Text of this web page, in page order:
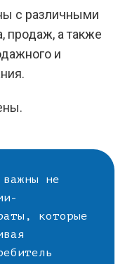
с различными
продаж, а также
и
не
которые